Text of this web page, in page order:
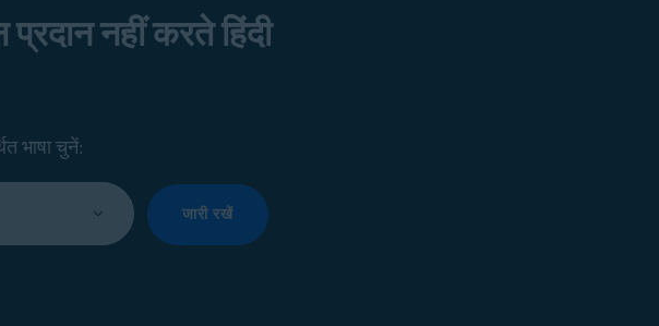
नहीं करते हिंदी
भाषा चुनें:
जारी रखें